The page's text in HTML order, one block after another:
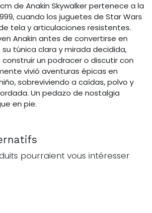
de Anakin Skywalker pertenece a la
cuando los juguetes de Star Wars
tela y articulaciones resistentes.
Anakin antes de convertirse en
su túnica clara y mirada decidida,
un podracer o discutir con
vivió aventuras épicas en
sobreviviendo a caídas, polvo y
Un pedazo de nostalgia
en pie.
pourraient vous intéresser